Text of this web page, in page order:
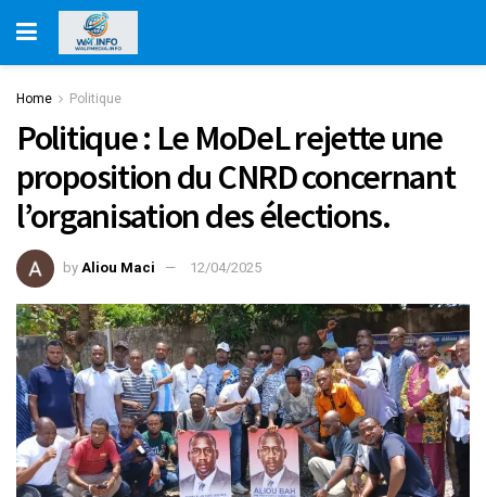
Home Politique
Politique : Le MoDeL rejette une
proposition du CNRD concernant
l’organisation des élections.
by Aliou Maci 12/04/2025